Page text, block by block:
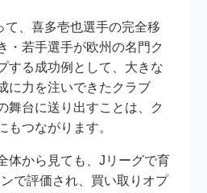
て、喜多壱也選手の完全移
・若手選手が欧州の名門ク
する成功例として、大きな
に力を注いできたクラブ
舞台に送り出すことは、ク
もつながります。
体から見ても、Jリーグで育
で評価され、買い取りオプ